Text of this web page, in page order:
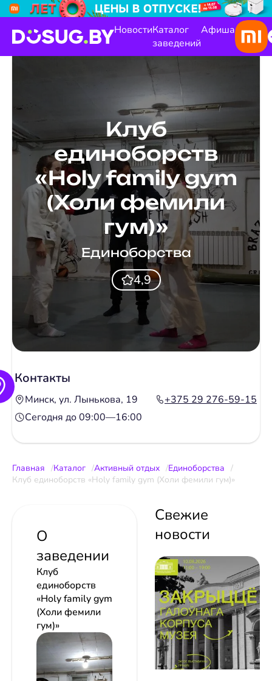
НовостиКаталог
заведений
Афиша
Клуб
единоборств
«Holy family gym
(Холи фемили
гум)»
Единоборства
4,9
Контакты
Минск, ул. Лынькова, 19
+375 29 276-59-15
Сегодня до 09:00—16:00
Главная Каталог Активный отдых
Единоборства
Клуб единоборств «Holy family gym (Холи фемили гум)»
О
заведении
Клуб
единоборств
«Holy family gym
(Холи фемили
гум)»
Свежие
новости